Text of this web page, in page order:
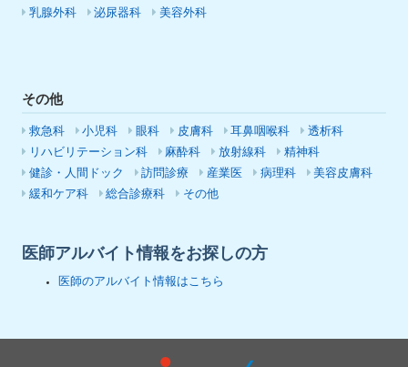
乳腺外科
泌尿器科 美容外科
その他
救急科 小児科 眼科 皮膚科 耳鼻咽喉科
透析科
リハビリテーション科
麻酔科 放射線科
精神科
健診・人間ドック
訪問診療 産業医 病理科
美容皮膚科
緩和ケア科
総合診療科 その他
医師アルバイト情報をお探しの方
医師のアルバイト情報はこちら